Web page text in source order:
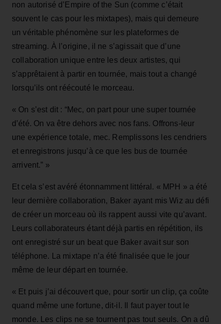
non autorisé d’Empire of the Sun (comme c’était
souvent le cas pour les mixtapes), mais qui demeure
un véritable phénomène sur les plateformes de
streaming. À l’origine, il ne s’agissait que d’une
collaboration unique entre les deux artistes, qui
s’apprêtaient à partir en tournée, mais tout a changé
lorsqu’ils ont réécouté le morceau.
« On s’est dit : “Mec, on part pour une super tournée
d’été. On va être dehors avec nos fans. Offrons‑leur
une expérience totale, mec. Remplissons les cendriers
et enregistrons jusqu’à ce que les bus de tournée
arrivent.” »
Et cela s’est avéré étonnamment littéral. « MPH » a été
leur dernière collaboration, Baker ayant mis Wiz au défi
de créer un morceau où ils rappent aussi vite qu’avant.
Leurs collaborateurs étant déjà partis en répétition, ils
ont enregistré sur un beat que Baker avait sur son
téléphone. La mixtape n’a été finalisée que le jour
même de leur départ en tournée.
« Et puis j’ai découvert que, pour sortir un clip, ça coûte
quand même une fortune, dit‑il. Il faut payer tout le
monde. Les clips ne se tournent pas tout seuls. On a dû